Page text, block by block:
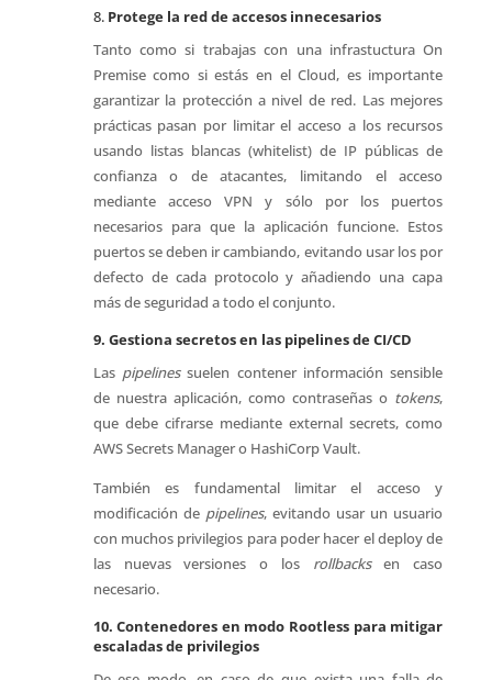
8. Protege la red de accesos innecesarios
Tanto como si trabajas con una infrastuctura On
Premise como si estás en el Cloud, es importante
garantizar la protección a nivel de red. Las mejores
prácticas pasan por limitar el acceso a los recursos
usando listas blancas (whitelist) de IP públicas de
confianza o de atacantes, limitando el acceso
mediante acceso VPN y sólo por los puertos
necesarios para que la aplicación funcione. Estos
puertos se deben ir cambiando, evitando usar los por
defecto de cada protocolo y añadiendo una capa
más de seguridad a todo el conjunto.
9. Gestiona secretos en las pipelines de CI/CD
Las pipelinessuelen contener información sensible
de nuestra aplicación, como contraseñas o tokens,
que debe cifrarse mediante external secrets, como
AWS Secrets Manager o HashiCorp Vault.
También es fundamental limitar el acceso y
modificación de pipelines, evitando usar un usuario
con muchos privilegios para poder hacer el deploy de
las nuevas versiones o los rollbacksen caso
necesario.
10. Contenedores en modo Rootless para mitigar
escaladas de privilegios